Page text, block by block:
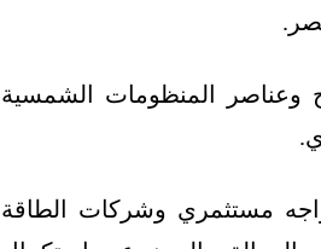
وعناصر المنظومات الشمسية
مستثمري وشركات الطاقة